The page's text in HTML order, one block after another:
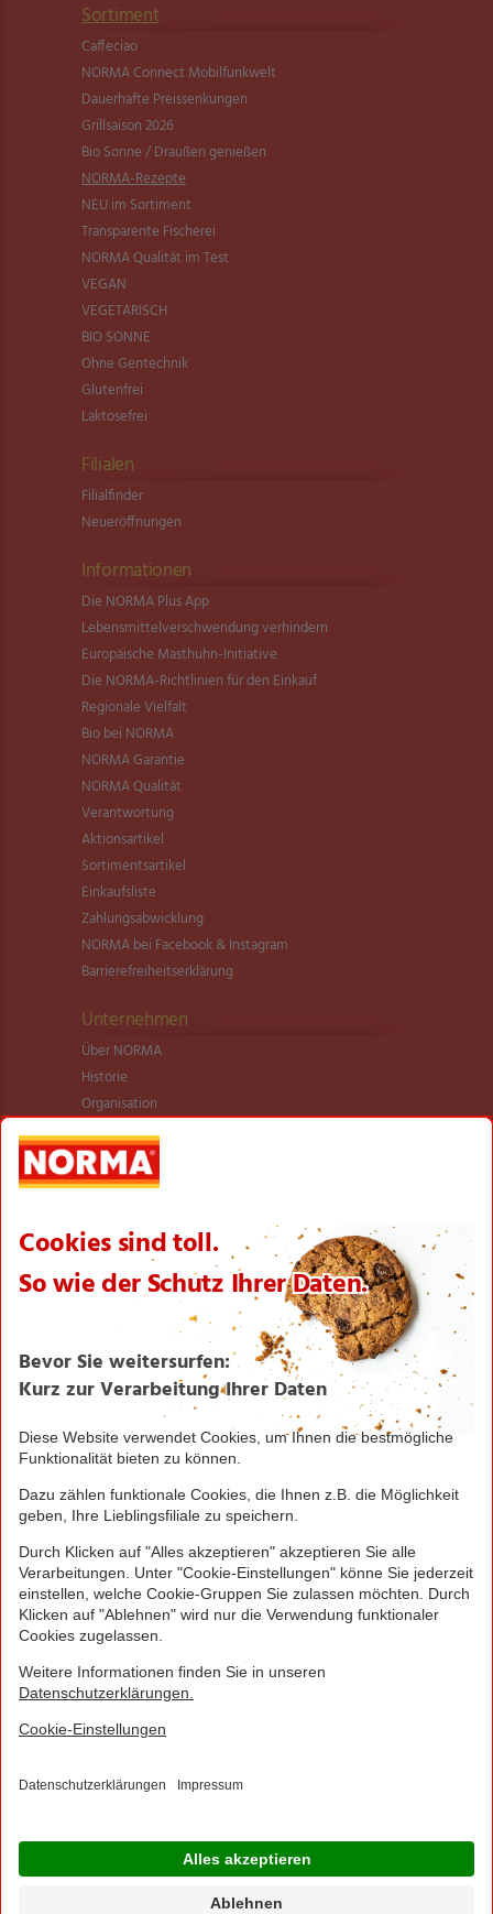
Sortiment
Caffeciao
NORMA Connect Mobilfunkwelt
Dauerhafte Preissenkungen
Grillsaison 2026
Bio Sonne / Draußen genießen
NORMA-Rezepte
NEU im Sortiment
Transparente Fischerei
NORMA Qualität im Test
VEGAN
VEGETARISCH
BIO SONNE
Ohne Gentechnik
Glutenfrei
Laktosefrei
Filialen
Filialfinder
Neueröffnungen
Informationen
Die NORMA Plus App
Lebensmittel­verschwendung verhindern
Europäische Masthuhn-Initiative
Die NORMA-Richtlinien für den Einkauf
Regionale Vielfalt
Bio bei NORMA
NORMA Garantie
NORMA Qualität
Verantwortung
Aktionsartikel
Sortimentsartikel
Einkaufsliste
Zahlungsabwicklung
NORMA bei Facebook & Instagram
Barrierefreiheitserklärung
Unternehmen
Über NORMA
Historie
Organisation
International
Logistik
Filialnetz
Karriere
Verantwortung/CSR
NORMA News
Seite drucken
Nach oben
Greifen Sie schnell zu! Alle angegebenen Preise in
Irrtümer durch Schreib-, Programmier- und
Datenübertragungsfehler sind vorbehalten.
© 2016 - 2026 NORMA Lebensmittelfilialbetrieb
Stiftung & Co. KG
Sitemap Kontakt
Barrierefreiheitserklärung Compliance
Jetzt Ihre NORMA Filiale auswählen und noch
mehr Angebote entdecken!
Geben Sie über "Meine Filiale" Ihre PLZ ein und sehen Sie alle Angebote aus Ihrer
Region.